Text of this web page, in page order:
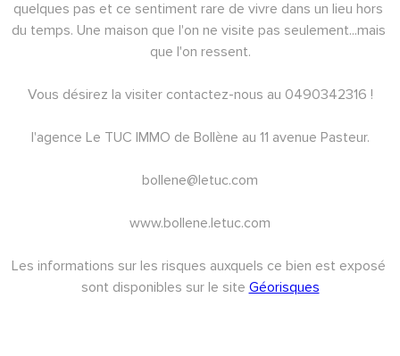
quelques pas et ce sentiment rare de vivre dans un lieu hors
du temps. Une maison que l'on ne visite pas seulement...mais
que l'on ressent.
Vous désirez la visiter contactez-nous au 0490342316 !
l'agence Le TUC IMMO de Bollène au 11 avenue Pasteur.
bollene@letuc.com
www.bollene.letuc.com
Les informations sur les risques auxquels ce bien est exposé
sont disponibles sur le site Géorisques